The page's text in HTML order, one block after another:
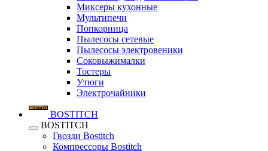
Миксеры кухонные
Мультипечи
Попкорница
Пылесосы сетевые
Пылесосы электровеники
Соковыжималки
Тостеры
Утюги
Электрочайники
BOSTITCH
BOSTITCH
Гвозди Bostitch
Компрессоры Bostitch